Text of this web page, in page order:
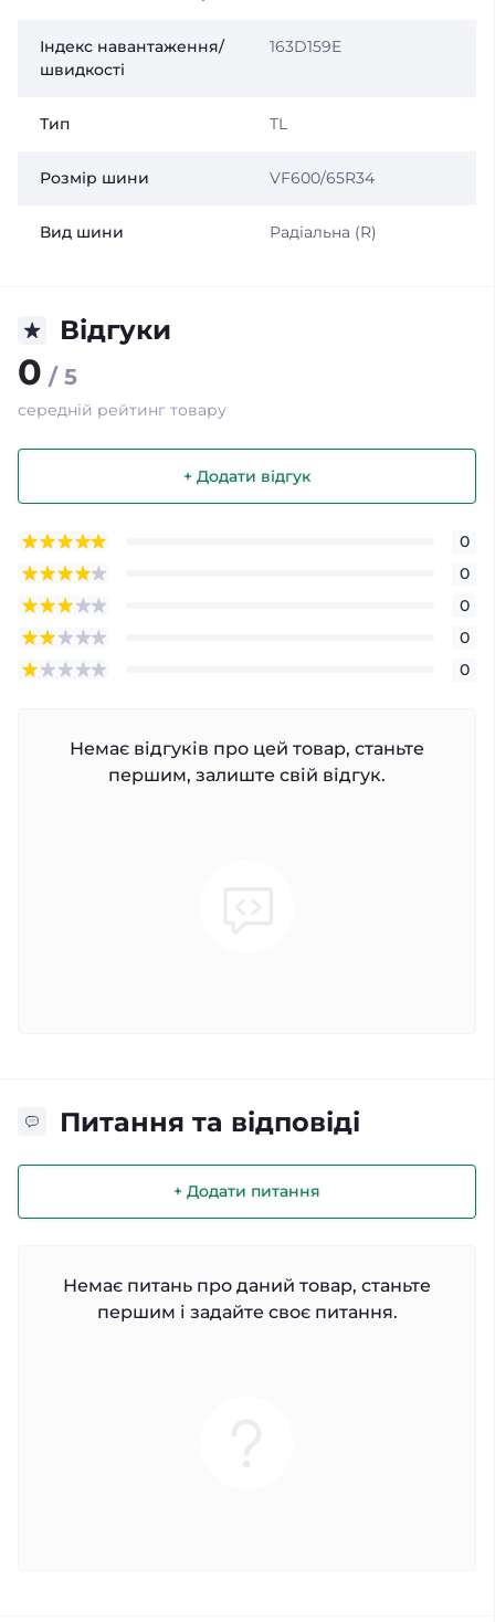
Індекс навантаження/
швидкості
163D159E
Тип TL
Розмір шини VF600/65R34
Вид шини Радіальна (R)
Відгуки
0 / 5
середній рейтинг товару
+ Додати відгук
0
0
0
0
0
Немає відгуків про цей товар, станьте
першим, залиште свій відгук.
Питання та відповіді
+ Додати питання
Немає питань про даний товар, станьте
першим і задайте своє питання.